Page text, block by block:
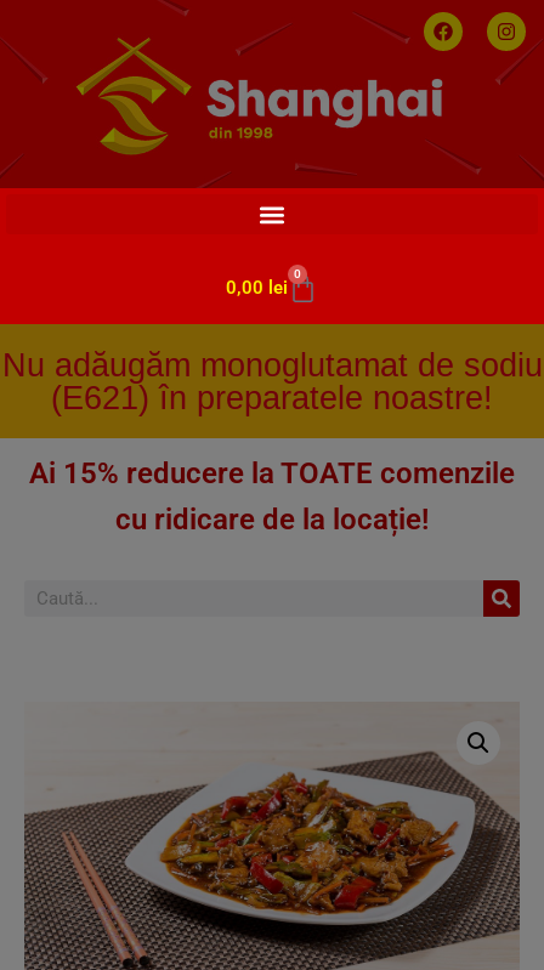
0,00 lei
0
Nu adăugăm monoglutamat de sodiu
(E621) în preparatele noastre!
Ai 15% reducere la TOATE comenzile
cu ridicare de la locație!